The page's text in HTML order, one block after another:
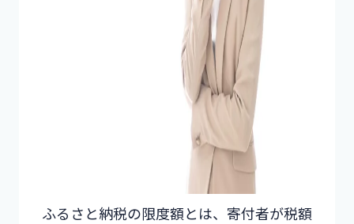
ふるさと納税の限度額とは、寄付者が税額